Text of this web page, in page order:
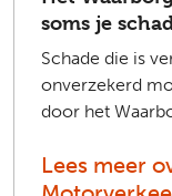
soms je
Schade die is
onverzekerd
door het
Lees meer